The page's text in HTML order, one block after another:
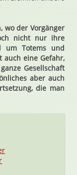
wo der Vorgänger
nicht nur ihre
um Totems und
auch eine Gefahr,
Gesellschaft
aber auch
die man